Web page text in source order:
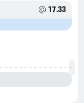
17.33